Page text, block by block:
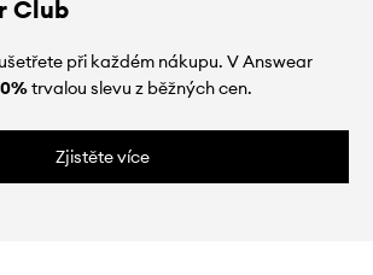
Club
při každém nákupu. V Answear
trvalou slevu z běžných cen.
Zjistěte více